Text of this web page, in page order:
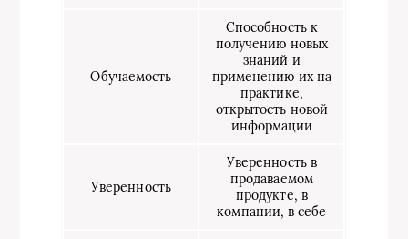
Обучаемость
Способность к
получению новых
знаний и
применению их на
практике,
открытость новой
информации
Уверенность
Уверенность в
продаваемом
продукте, в
компании, в себе